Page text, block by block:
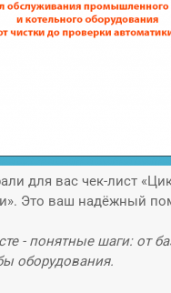
для вас чек‑лист
. Это ваш надёжный
- понятные шаги: от
оборудования.